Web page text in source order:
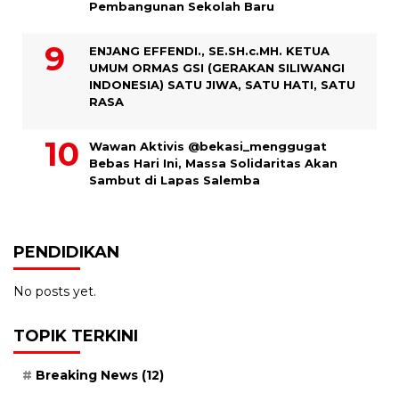
Pembangunan Sekolah Baru
ENJANG EFFENDI., SE.SH.c.MH. KETUA
UMUM ORMAS GSI (GERAKAN SILIWANGI
INDONESIA) SATU JIWA, SATU HATI, SATU
RASA
Wawan Aktivis @bekasi_menggugat
Bebas Hari Ini, Massa Solidaritas Akan
Sambut di Lapas Salemba
PENDIDIKAN
No posts yet.
TOPIK TERKINI
Breaking News (12)